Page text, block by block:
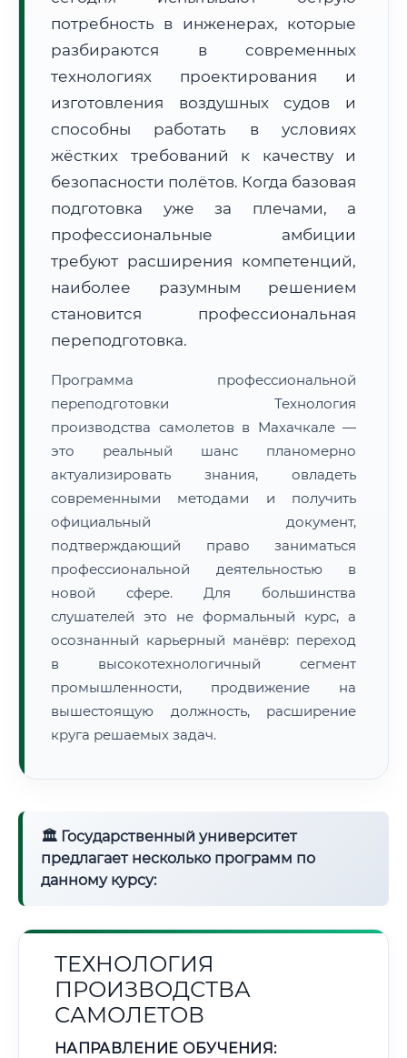
Расчет логистики оригиналов:
~2 870 км
• Экспресс-доставка СДЭК / Почтой: 4–6 рабочих дней
🔍Нажмите на документ для увеличения и просмотра
потребность в инженерах, которые
разбираются в современных
технологиях проектирования и
изготовления воздушных судов и
способны работать в условиях
жёстких требований к качеству и
безопасности полётов. Когда базовая
подготовка уже за плечами, а
профессиональные амбиции
требуют расширения компетенций,
наиболее разумным решением
становится профессиональная
переподготовка.
Программа профессиональной
переподготовки Технология
производства самолетов в Махачкале —
это реальный шанс планомерно
актуализировать знания, овладеть
современными методами и получить
официальный документ,
подтверждающий право заниматься
профессиональной деятельностью в
новой сфере. Для большинства
слушателей это не формальный курс, а
осознанный карьерный манёвр: переход
в высокотехнологичный сегмент
промышленности, продвижение на
вышестоящую должность, расширение
круга решаемых задач.
🏛 Государственный университет
предлагает несколько программ по
данному курсу:
ТЕХНОЛОГИЯ
ПРОИЗВОДСТВА
САМОЛЕТОВ
НАПРАВЛЕНИЕ ОБУЧЕНИЯ: